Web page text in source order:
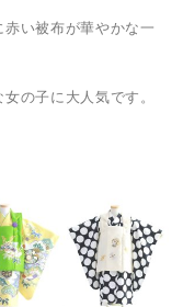
い被布が華やかな一
の子に大人気です。